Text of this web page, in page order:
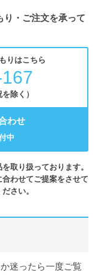
り・ご注文を承って
りはこちら
除く）
わせ
中
取り扱っております。
わせてご提案をさせて
さい。
迷ったら一度ご覧